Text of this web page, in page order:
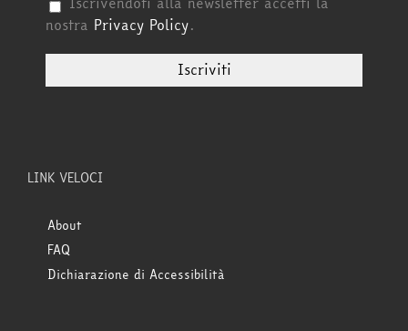
nostra Privacy Policy.
LINK VELOCI
About
FAQ
Dichiarazione di Accessibilità